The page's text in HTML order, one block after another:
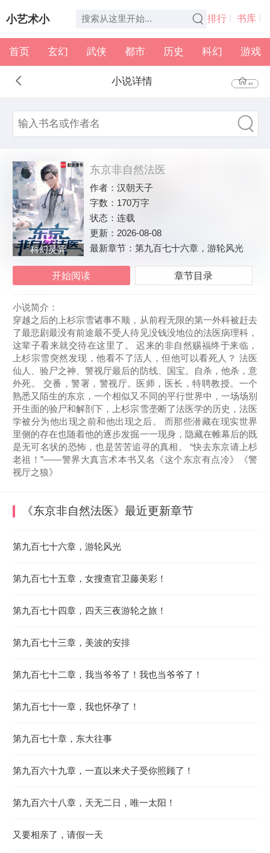
小艺术小
说
排行 书库
全本 书架
首页 玄幻 武侠 都市 历史 科幻 游戏
小说详情 首页
科幻灵异
东京非自然法医
作者：汉朝天子
字数： 170万字
状态：连载
更新： 2026-08-08
最新章节：第九百七十六章，游轮风光
开始阅读 章节目录
小说简介：
穿越之后的上杉宗雪诸事不顺，从前程无限的第一外科被赶去
了最悲剧最没有前途最不受人待见没钱没地位的法医病理科，
这辈子看来就交待在这里了。 迟来的非自然赐福终于来临，
上杉宗雪突然发现，他看不了活人，但他可以看死人？ 法医
仙人、验尸之神、警视厅最后的防线、国宝。自杀，他杀，意
外死。 交番，警署，警视厅。医师，医长，特聘教授。一个
熟悉又陌生的东京，一个相似又不同的平行世界中，一场场别
开生面的验尸和解剖下，上杉宗雪垄断了法医学的历史，法医
学被分为他出现之前和他出现之后。 而那些潜藏在现实世界
里侧的存在也随着他的逐步发掘一一现身，隐藏在帷幕后的既
是无可名状的恐怖，也是苦苦追寻的真相。 “快去东京请上杉
老祖！”——警界大真言术本书又名《这个东京有点冷》《警
视厅之狼》
《东京非自然法医》 最近更新章节
第九百七十六章，游轮风光
第九百七十五章，女搜查官卫藤美彩！
第九百七十四章，四天三夜游轮之旅！
第九百七十三章，美波的安排
第九百七十二章，我当爷爷了！我也当爷爷了！
第九百七十一章，我也怀孕了！
第九百七十章，东大往事
第九百六十九章，一直以来犬子受你照顾了！
第九百六十八章，天无二日，唯一太阳！
又要相亲了，请假一天